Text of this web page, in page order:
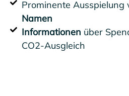
Prominente Ausspielung
Namen
Informationen über
CO2-Ausgleich